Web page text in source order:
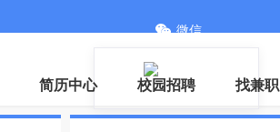
微信
简历中心 校园招聘 找兼职